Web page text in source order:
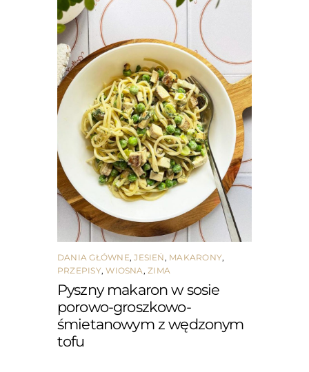
DANIA GŁÓWNE,JESIEŃ , MAKARONY,
PRZEPISY,WIOSNA , ZIMA
Pyszny makaron w sosie
porowo-groszkowo-
śmietanowym z wędzonym
tofu